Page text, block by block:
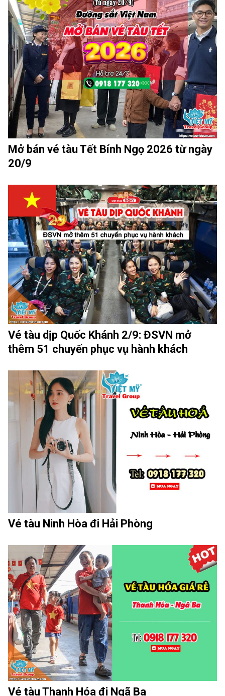
Mở bán vé tàu Tết Bính Ngọ 2026 từ ngày
20/9
Vé tàu dịp Quốc Khánh 2/9: ĐSVN mở
thêm 51 chuyến phục vụ hành khách
Vé tàu Ninh Hòa đi Hải Phòng
Vé tàu Thanh Hóa đi Ngã Ba